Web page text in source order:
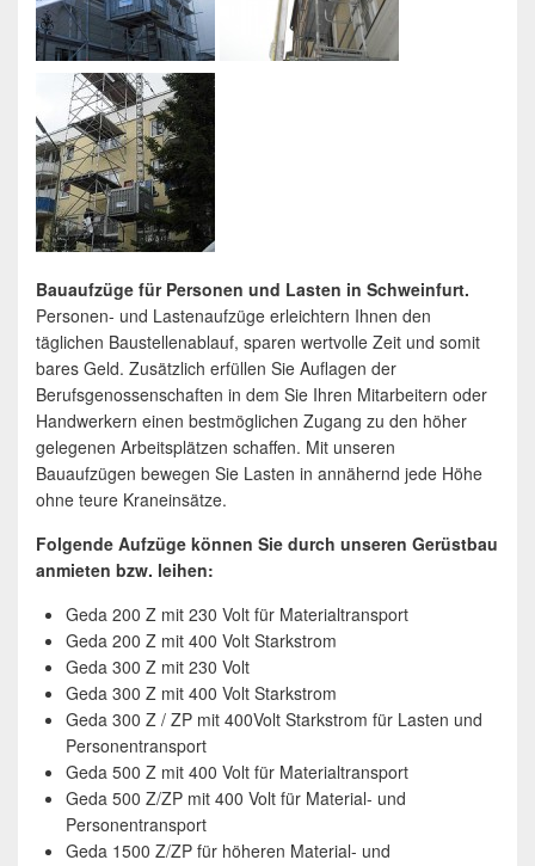
Bauaufzüge für Personen und Lasten in Schweinfurt.
Personen- und Lastenaufzüge erleichtern Ihnen den
täglichen Baustellenablauf, sparen wertvolle Zeit und somit
bares Geld. Zusätzlich erfüllen Sie Auflagen der
Berufsgenossenschaften in dem Sie Ihren Mitarbeitern oder
Handwerkern einen bestmöglichen Zugang zu den höher
gelegenen Arbeitsplätzen schaffen. Mit unseren
Bauaufzügen bewegen Sie Lasten in annähernd jede Höhe
ohne teure Kraneinsätze.
Folgende Aufzüge können Sie durch unseren Gerüstbau
anmieten bzw. leihen:
Geda 200 Z mit 230 Volt für Materialtransport
Geda 200 Z mit 400 Volt Starkstrom
Geda 300 Z mit 230 Volt
Geda 300 Z mit 400 Volt Starkstrom
Geda 300 Z / ZP mit 400Volt Starkstrom für Lasten und
Personentransport
Geda 500 Z mit 400 Volt für Materialtransport
Geda 500 Z/ZP mit 400 Volt für Material- und
Personentransport
Geda 1500 Z/ZP für höheren Material- und